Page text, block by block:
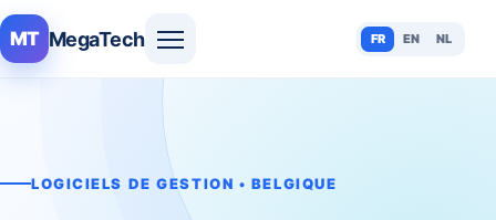
MT MegaTech FR EN NL
LOGICIELS DE GESTION • BELGIQUE